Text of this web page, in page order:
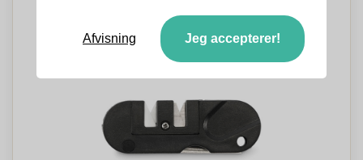
Afvisning Jeg accepterer!